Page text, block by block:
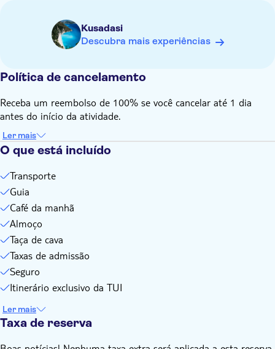
transferência de cerca de três horas em cada sentido
A entrada para o sítio principal de Pamukkale está incluída,
mas a taxa de entrada adicional para a Piscina de Cleópatra
Não é adequado para pessoas com mobilidade reduzida
Traga roupa de banho e protetor solar
Algumas taxas de entrada e extras opcionais são pagos
localmente
Kusadasi
Descubra mais experiências
Política de cancelamento
Receba um reembolso de 100% se você cancelar até 1 dia
antes do início da atividade.
Ler mais
O que está incluído
Transporte
Guia
Café da manhã
Almoço
Taça de cava
Taxas de admissão
Seguro
Itinerário exclusivo da TUI
Ler mais
Taxa de reserva